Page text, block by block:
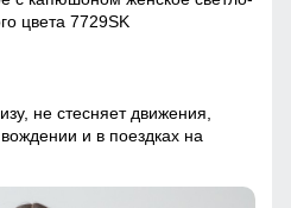
цвета 7729SK
не стесняет движения,
и в поездках на